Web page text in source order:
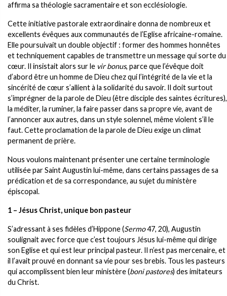
affirma sa théologie sacramentaire et son ecclésiologie.
Cette initiative pastorale extraordinaire donna de nombreux et
excellents évêques aux communautés de l’Eglise africaine-romaine.
Elle poursuivait un double objectif : former des hommes honnêtes
et techniquement capables de transmettre un message qui sorte du
cœur. Il insistait alors sur le vir bonus, parce que l’évêque doit
d’abord être un homme de Dieu chez qui l’intégrité de la vie et la
sincérité de cœur s’allient à la solidarité du savoir. Il doit surtout
s’imprégner de la parole de Dieu (être disciple des saintes écritures),
la méditer, la ruminer, la faire passer dans sa propre vie, avant de
l’annoncer aux autres, dans un style solennel, même violent s’il le
faut. Cette proclamation de la parole de Dieu exige un climat
permanent de prière.
Nous voulons maintenant présenter une certaine terminologie
utilisée par Saint Augustin lui-même, dans certains passages de sa
prédication et de sa correspondance, au sujet du ministère
épiscopal.
1 – Jésus Christ, unique bon pasteur
S’adressant à ses fidèles d’Hippone (Sermo47, 20), Augustin
soulignait avec force que c’est toujours Jésus lui-même qui dirige
son Eglise et qui est leur principal pasteur. Il n’est pas mercenaire, et
il l’avait prouvé en donnant sa vie pour ses brebis. Tous les pasteurs
qui accomplissent bien leur ministère (boni pastores) des imitateurs
du Christ.